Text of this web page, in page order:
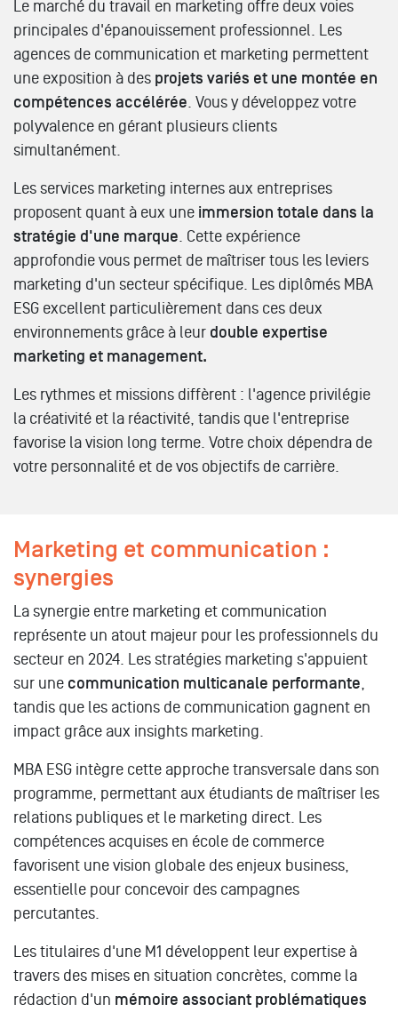
Le marché du travail en marketing offre deux voies
principales d'épanouissement professionnel. Les
agences de communication et marketing permettent
une exposition à des projets variés et une montée en
compétences accélérée. Vous y développez votre
polyvalence en gérant plusieurs clients
simultanément.
Les services marketing internes aux entreprises
proposent quant à eux une immersion totale dans la
stratégie d'une marque. Cette expérience
approfondie vous permet de maîtriser tous les leviers
marketing d'un secteur spécifique. Les diplômés MBA
ESG excellent particulièrement dans ces deux
environnements grâce à leur double expertise
marketing et management.
Les rythmes et missions diffèrent : l'agence privilégie
la créativité et la réactivité, tandis que l'entreprise
favorise la vision long terme. Votre choix dépendra de
votre personnalité et de vos objectifs de carrière.
Marketing et communication :
synergies
La synergie entre marketing et communication
représente un atout majeur pour les professionnels du
secteur en 2024. Les stratégies marketing s'appuient
sur une communication multicanale performante,
tandis que les actions de communication gagnent en
impact grâce aux insights marketing.
MBA ESG intègre cette approche transversale dans son
programme, permettant aux étudiants de maîtriser les
relations publiques et le marketing direct. Les
compétences acquises en école de commerce
favorisent une vision globale des enjeux business,
essentielle pour concevoir des campagnes
percutantes.
Les titulaires d'une M1 développent leur expertise à
travers des mises en situation concrètes, comme la
rédaction d'un mémoire associant problématiques